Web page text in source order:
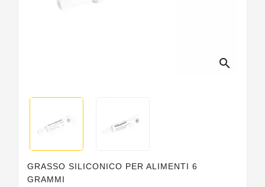
search
GRASSO SILICONICO PER ALIMENTI 6
GRAMMI